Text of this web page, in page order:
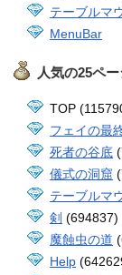
テーブルマ
MenuBar
人気の25ペ
TOP
フェイの最
死者の谷底
儀式の洞窟
テーブルマ
剣 (694837)
魔蝕虫の道
Help